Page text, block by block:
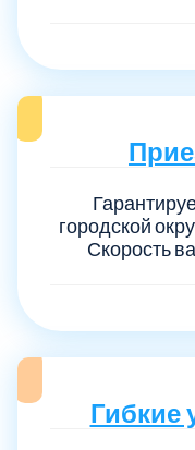
городской
Скорость
Гибкие